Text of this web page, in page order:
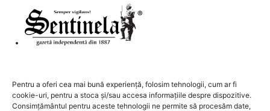
Pentru a oferi cea mai bună experiență, folosim tehnologii, cum ar fi
cookie-uri, pentru a stoca și/sau accesa informațiile despre dispozitive.
Consimțământul pentru aceste tehnologii ne permite să procesăm date,
Contactați-ne: redactia@sentinela.ro